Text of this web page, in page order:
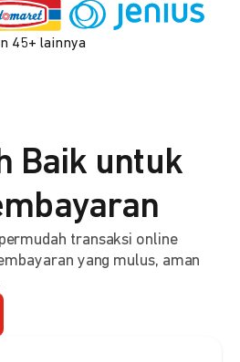
45+ lainnya
Baik untuk
transaksi online
yang mulus, aman